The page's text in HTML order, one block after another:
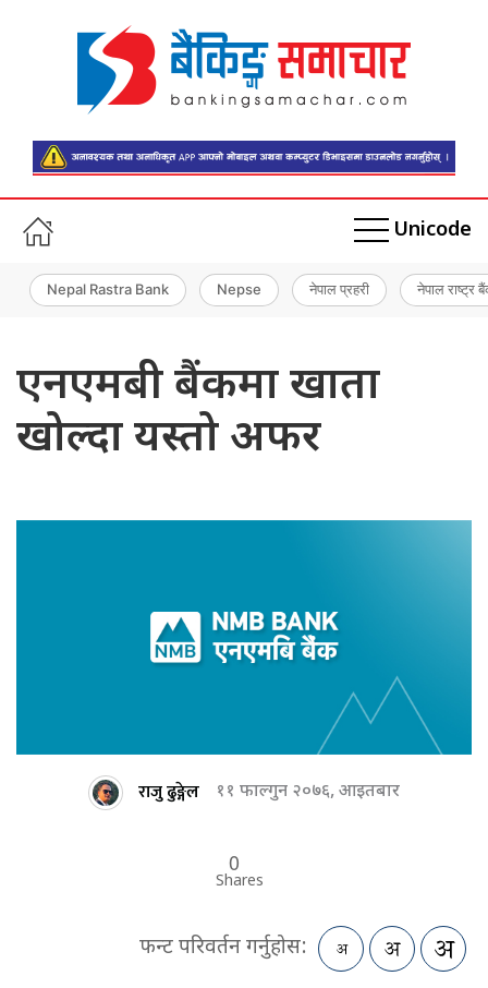
Unicode
Nepal Rastra Bank Nepse नेपाल प्रहरी नेपाल राष्ट्र
एनएमबी बैंकमा खाता
खोल्दा यस्तो अफर
राजु ढुङ्गेल ११ फाल्गुन २०७६, आइतबार
0
Shares
फन्ट परिवर्तन गर्नुहोस: